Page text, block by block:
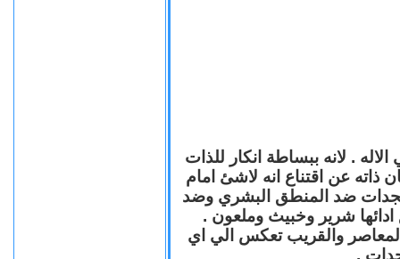
. لانه ببساطة انكار للذات
ذاته عن اقتناع انه لاشئ امام
ضد المنطق البشري وضد
ادائها شرير وخبيث وملعون .
المعاصر والقريب تعكس الي اي
.